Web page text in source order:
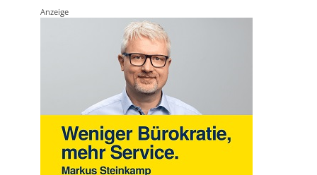
Anzeige